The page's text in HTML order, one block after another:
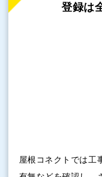
登録は
屋根コネクトでは工